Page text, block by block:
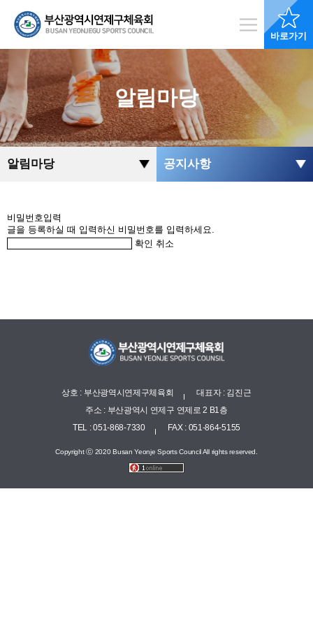
바로가기
알림마당
알림마당 공지사항
비밀번호입력
글을 등록하실 때 입력하신 비밀번호를 입력하세요.
확인 취소
상호 : 부산광역시연제구체육회
대표자 : 김진근
주소 : 부산광역시 연제구 연제로 2 B1층
TEL : 051-868-7330
FAX : 051-864-5155
Copyright ⓒ 2020 Busan Yeonje Sports Council All rights reserved.